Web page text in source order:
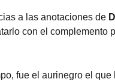
a las anotaciones de
con el complemento
fue el aurinegro el que